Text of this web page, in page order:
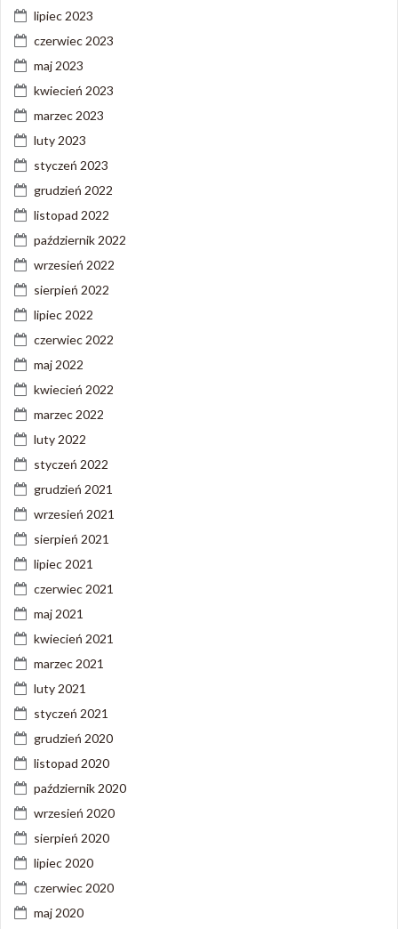
lipiec 2023
czerwiec 2023
maj 2023
kwiecień 2023
marzec 2023
luty 2023
styczeń 2023
grudzień 2022
listopad 2022
październik 2022
wrzesień 2022
sierpień 2022
lipiec 2022
czerwiec 2022
maj 2022
kwiecień 2022
marzec 2022
luty 2022
styczeń 2022
grudzień 2021
wrzesień 2021
sierpień 2021
lipiec 2021
czerwiec 2021
maj 2021
kwiecień 2021
marzec 2021
luty 2021
styczeń 2021
grudzień 2020
listopad 2020
październik 2020
wrzesień 2020
sierpień 2020
lipiec 2020
czerwiec 2020
maj 2020